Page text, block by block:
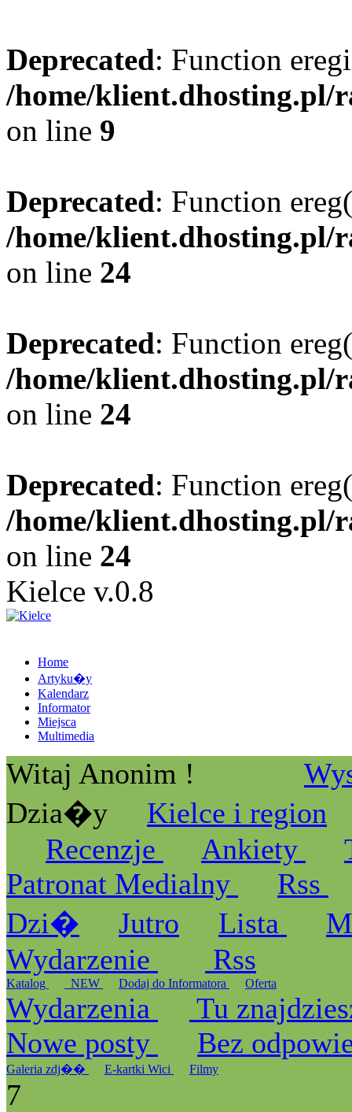
Deprecated: Function
/home/klient.dhosting.pl/
on line 9
Deprecated: Function
/home/klient.dhosting.pl/
on line 24
Deprecated: Function
/home/klient.dhosting.pl/
on line 24
Deprecated: Function
/home/klient.dhosting.pl/
on line 24
Kielce v.0.8
Home
Artyku�y
Kalendarz
Informator
Miejsca
Multimedia
Witaj Anonim !
Dzia�y
Kielce i region
Recenzje
Ankiety
Patronat Medialny
Rss
Dzi�
Jutro Lista
Wydarzenie
Rss
Katalog _NEW Dodaj do Informatora Oferta
Wydarzenia
Tu
Nowe posty
Bez
Galeria zdj�� E-kartki Wici Filmy
7